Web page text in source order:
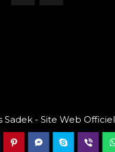
Sadek - Site Web Officiel